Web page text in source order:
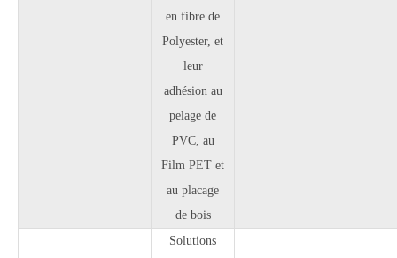
en fibre de
Polyester, et
leur
adhésion au
pelage de
PVC, au
Film PET et
au placage
de bois
Solutions